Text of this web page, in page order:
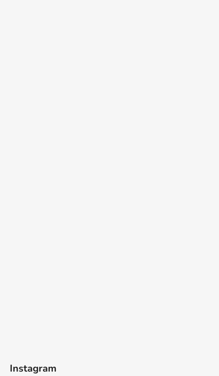
Instagram